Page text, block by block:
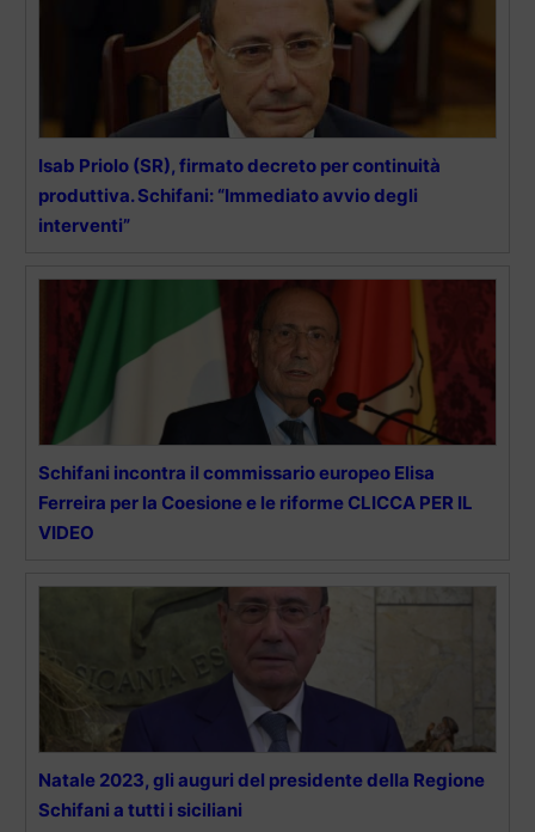
Isab Priolo (SR), firmato decreto per continuità
produttiva. Schifani: “Immediato avvio degli
interventi”
Schifani incontra il commissario europeo Elisa
Ferreira per la Coesione e le riforme CLICCA PER IL
VIDEO
Natale 2023, gli auguri del presidente della Regione
Schifani a tutti i siciliani